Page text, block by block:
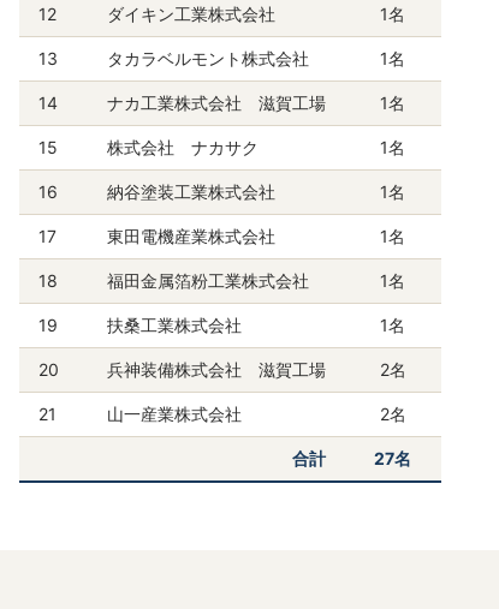
12 ダイキン工業株式会社 1名
13 タカラベルモント株式会社 1名
14 ナカ工業株式会社 滋賀工場 1名
15 株式会社 ナカサク 1名
16 納谷塗装工業株式会社 1名
17 東田電機産業株式会社 1名
18 福田金属箔粉工業株式会社 1名
19 扶桑工業株式会社 1名
20 兵神装備株式会社 滋賀工場 2名
21 山一産業株式会社 2名
合計 27名